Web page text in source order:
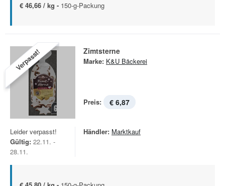
€ 46,66 / kg - 150-g-Packung
Verpasst! Zimtsterne
Marke: K&U Bäckerei
Preis: € 6,87
Leider verpasst!
Gültig: 22.11. -
28.11.
Händler: Marktkauf